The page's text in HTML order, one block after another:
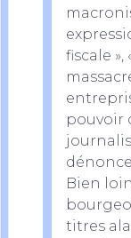
fiscale
pouvoir
Bien
titres